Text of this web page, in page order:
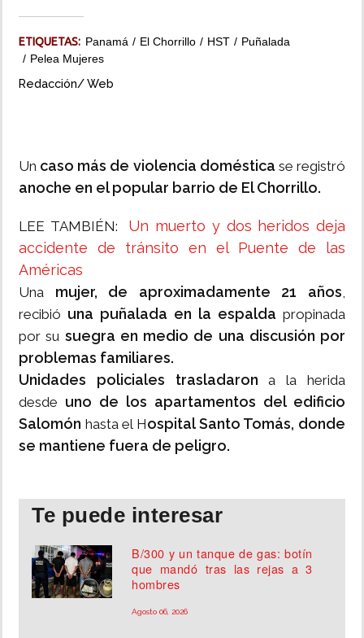
ETIQUETAS: Panamá El Chorrillo HST
Puñalada
Pelea Mujeres
Redacción/ Web
Un caso más de violencia doméstica se registró
anoche en el popular barrio de El Chorrillo.
LEE TAMBIÉN: Un muerto y dos heridos deja
accidente de tránsito en el Puente de las
Américas
Una mujer, de aproximadamente 21 años,
recibió una puñalada en la espalda propinada
por su suegra en medio de una discusión por
problemas familiares.
Unidades policiales trasladarona la herida
desde uno de los apartamentos del edificio
Salomón hasta el Hospital Santo Tomás, donde
se mantiene fuera de peligro.
Te puede interesar
B/300 y un tanque de gas: botín
que mandó tras las rejas a 3
hombres
Agosto 06, 2026